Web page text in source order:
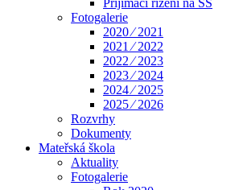
Přijímací řízení na SŠ
Fotogalerie
2020 ⁄ 2021
2021 ⁄ 2022
2022 ⁄ 2023
2023 ⁄ 2024
2024 ⁄ 2025
2025 ⁄ 2026
Rozvrhy
Dokumenty
Mateřská škola
Aktuality
Fotogalerie